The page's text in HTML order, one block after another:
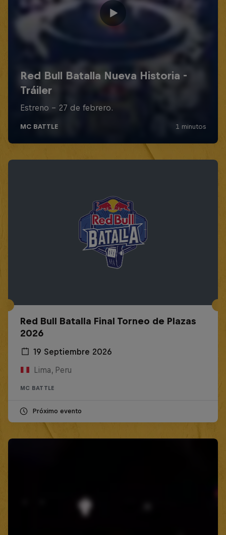
Red Bull Batalla Final Torneo de Plazas
2026
19 Septiembre 2026
Lima, Peru
MC BATTLE
Próximo evento